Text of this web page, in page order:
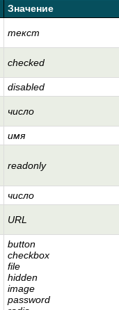
Значение
текст
checked
disabled
число
имя
readonly
число
URL
button
checkbox
file
hidden
image
password